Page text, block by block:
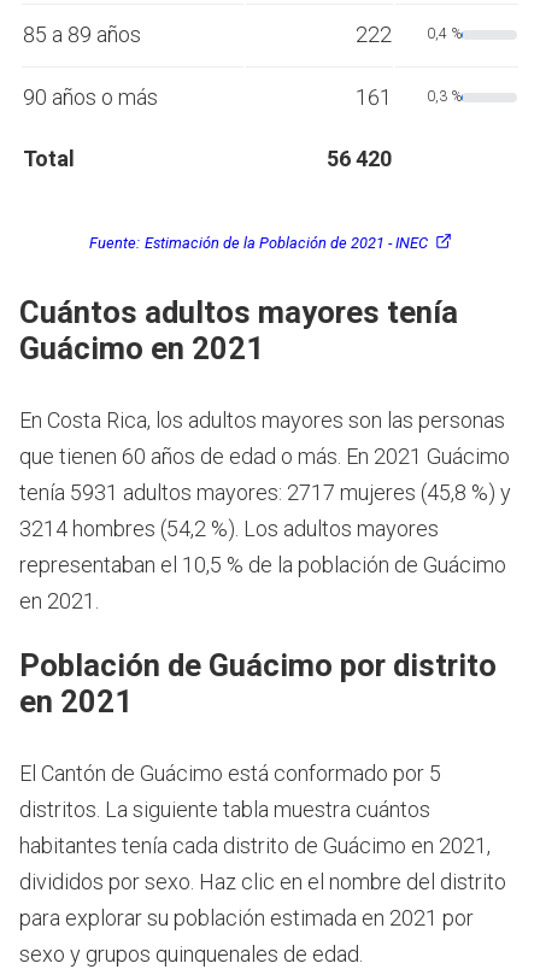
85 a 89 años 222 0,4 %
90 años o más 161 0,3 %
Total 56 420
Fuente: Estimación de la Población de 2021 - INEC
Cuántos adultos mayores tenía
Guácimo en 2021
En Costa Rica, los adultos mayores son las personas
que tienen 60 años de edad o más. En 2021 Guácimo
tenía 5931 adultos mayores: 2717 mujeres (45,8 %) y
3214 hombres (54,2 %). Los adultos mayores
representaban el 10,5 % de la población de Guácimo
en 2021.
Población de Guácimo por distrito
en 2021
El Cantón de Guácimo está conformado por 5
distritos. La siguiente tabla muestra cuántos
habitantes tenía cada distrito de Guácimo en 2021,
divididos por sexo. Haz clic en el nombre del distrito
para explorar su población estimada en 2021 por
sexo y grupos quinquenales de edad.